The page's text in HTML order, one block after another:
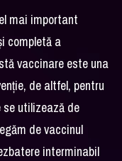
mai important
completă a
vaccinare este una
de altfel, pentru
utilizează de
de vaccinul
interminabil